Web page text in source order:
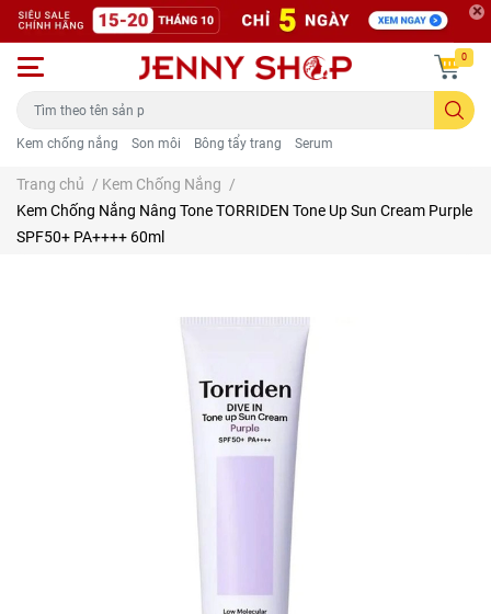
Kem chống nắng Son môi Bông tẩy trang Serum
0
Trang chủ / Kem Chống Nắng /
Kem Chống Nắng Nâng Tone TORRIDEN Tone Up Sun Cream Purple
SPF50+ PA++++ 60ml